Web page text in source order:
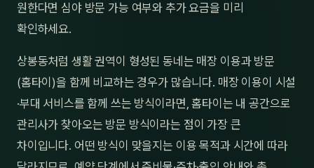
원한다면 심야 방문 가능 여부와 추가 요금을 미리
확인하세요.
상봉동처럼 생활 권역이 형성된 동네는 매장 이용과 방문
(홈타이)을 함께 비교하는 경우가 많습니다. 매장 이용이 시설
·부대 서비스를 함께 쓰는 방식이라면, 홈타이는 내 공간으로
관리사가 찾아오는 방문 방식이라는 점이 가장 큰
차이입니다. 어떤 방식이 맞을지는 이용 목적과 시간에 따라